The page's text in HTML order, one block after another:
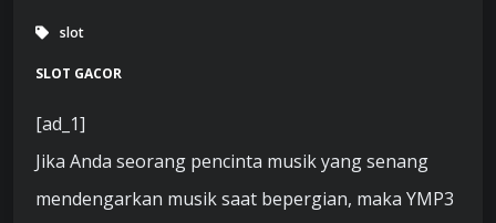
slot
SLOT GACOR
[ad_1]
Jika Anda seorang pencinta musik yang senang
mendengarkan musik saat bepergian, maka YMP3